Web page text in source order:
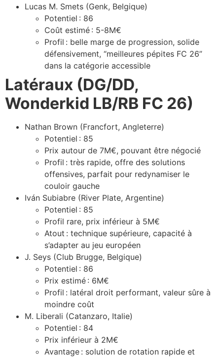
Lucas M. Smets (Genk, Belgique)
Potentiel : 86
Coût estimé : 5-8M€
Profil : belle marge de progression, solide
défensivement, “meilleures pépites FC 26”
dans la catégorie accessible
Latéraux (DG/DD,
Wonderkid LB/RB FC 26)
Nathan Brown (Francfort, Angleterre)
Potentiel : 85
Prix autour de 7M€, pouvant être négocié
Profil : très rapide, offre des solutions
offensives, parfait pour redynamiser le
couloir gauche
Iván Subiabre (River Plate, Argentine)
Potentiel : 85
Profil rare, prix inférieur à 5M€
Atout : technique supérieure, capacité à
s’adapter au jeu européen
J. Seys (Club Brugge, Belgique)
Potentiel : 86
Prix estimé : 6M€
Profil : latéral droit performant, valeur sûre à
moindre coût
M. Liberali (Catanzaro, Italie)
Potentiel : 84
Prix inférieur à 2M€
Avantage : solution de rotation rapide et